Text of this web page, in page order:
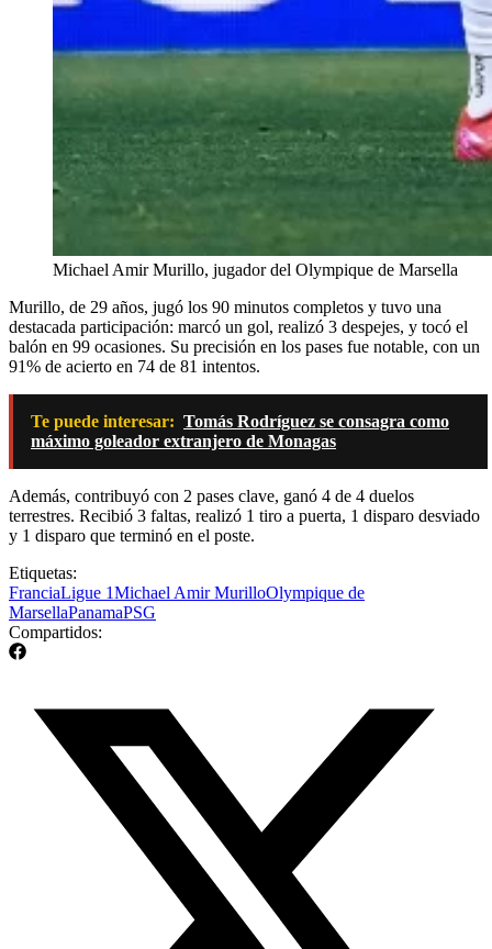
Michael Amir Murillo, jugador del Olympique de Marsella
Murillo, de 29 años, jugó los 90 minutos completos y tuvo una
destacada participación: marcó un gol, realizó 3 despejes, y tocó el
balón en 99 ocasiones. Su precisión en los pases fue notable, con un
91% de acierto en 74 de 81 intentos.
Te puede interesar: Tomás Rodríguez se consagra como
máximo goleador extranjero de Monagas
Además, contribuyó con 2 pases clave, ganó 4 de 4 duelos
terrestres. Recibió 3 faltas, realizó 1 tiro a puerta, 1 disparo desviado
y 1 disparo que terminó en el poste.
Etiquetas:
FranciaLigue 1Michael Amir MurilloOlympique de
MarsellaPanamaPSG
Compartidos: